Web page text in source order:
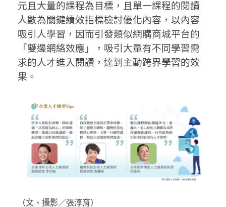
元且大量的課程為目標，且單一課程的閱讀
人數為關鍵績效指標檢討優化內容，以內容
吸引人學習，因而引發類似網購商城平台的
「雙邊網絡效應」，吸引大量有不同學習需
求的人才進入閱讀，達到主動跨界學習的效
果。
（文、攝影／張淳育）